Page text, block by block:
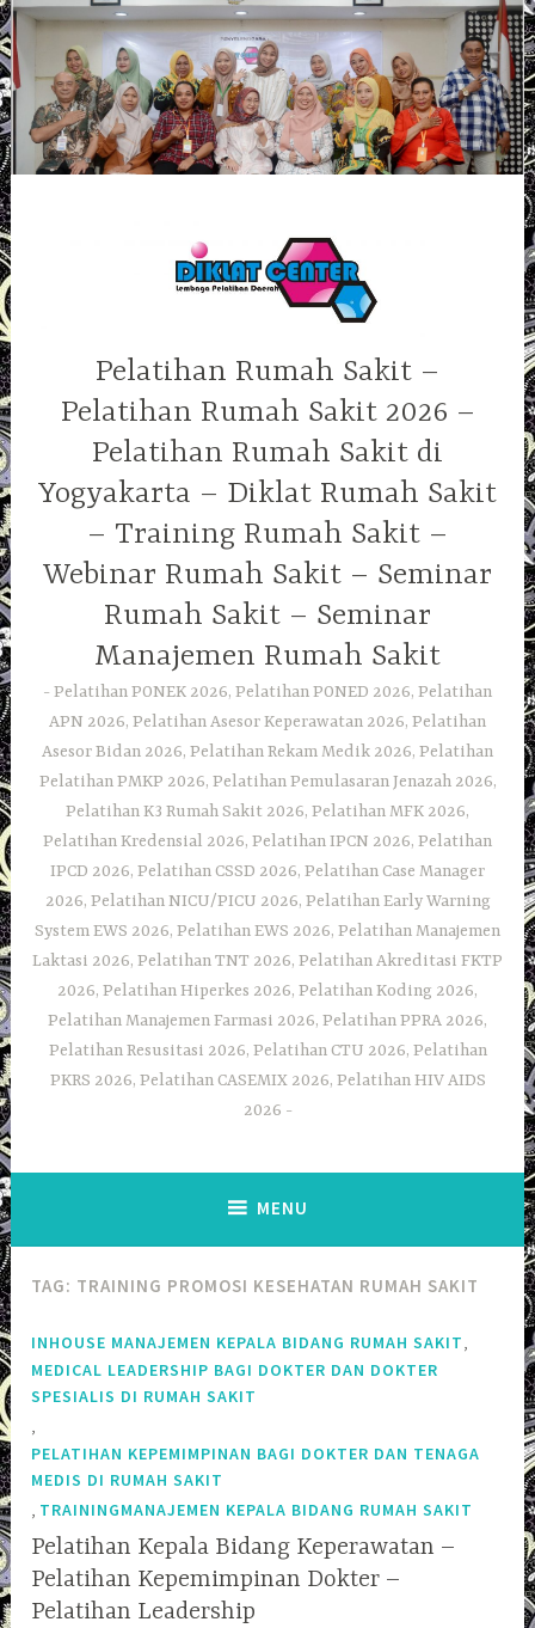
Skip
to
content
Pelatihan Rumah Sakit –
Pelatihan Rumah Sakit 2026 –
Pelatihan Rumah Sakit di
Yogyakarta – Diklat Rumah Sakit
– Training Rumah Sakit –
Webinar Rumah Sakit – Seminar
Rumah Sakit – Seminar
Manajemen Rumah Sakit
Pelatihan PONEK 2026, Pelatihan PONED 2026, Pelatihan
APN 2026, Pelatihan Asesor Keperawatan 2026, Pelatihan
Asesor Bidan 2026, Pelatihan Rekam Medik 2026, Pelatihan
Pelatihan PMKP 2026, Pelatihan Pemulasaran Jenazah 2026,
Pelatihan K3 Rumah Sakit 2026, Pelatihan MFK 2026,
Pelatihan Kredensial 2026, Pelatihan IPCN 2026, Pelatihan
IPCD 2026, Pelatihan CSSD 2026, Pelatihan Case Manager
2026, Pelatihan NICU/PICU 2026, Pelatihan Early Warning
System EWS 2026, Pelatihan EWS 2026, Pelatihan Manajemen
Laktasi 2026, Pelatihan TNT 2026, Pelatihan Akreditasi FKTP
2026, Pelatihan Hiperkes 2026, Pelatihan Koding 2026,
Pelatihan Manajemen Farmasi 2026, Pelatihan PPRA 2026,
Pelatihan Resusitasi 2026, Pelatihan CTU 2026, Pelatihan
PKRS 2026, Pelatihan CASEMIX 2026, Pelatihan HIV AIDS
2026
MENU
TAG: TRAINING PROMOSI KESEHATAN RUMAH SAKIT
INHOUSE MANAJEMEN KEPALA BIDANG RUMAH SAKIT
MEDICAL LEADERSHIP BAGI DOKTER DAN DOKTER
SPESIALIS DI RUMAH SAKIT
PELATIHAN KEPEMIMPINAN BAGI DOKTER DAN TENAGA
MEDIS DI RUMAH SAKIT
TRAININGMANAJEMEN KEPALA BIDANG RUMAH SAKIT
Pelatihan Kepala Bidang Keperawatan –
Pelatihan Kepemimpinan Dokter –
Pelatihan Leadership